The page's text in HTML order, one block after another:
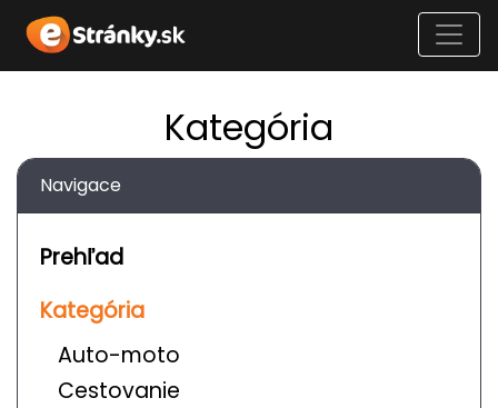
Kategória
Navigace
Prehľad
Kategória
Auto-moto
Cestovanie